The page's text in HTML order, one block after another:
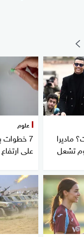
ماديرا
تشعل
علوم
7
على